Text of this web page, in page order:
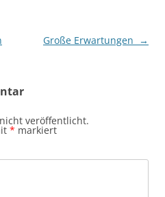
Große Erwartungen →
veröffentlicht.
* markiert